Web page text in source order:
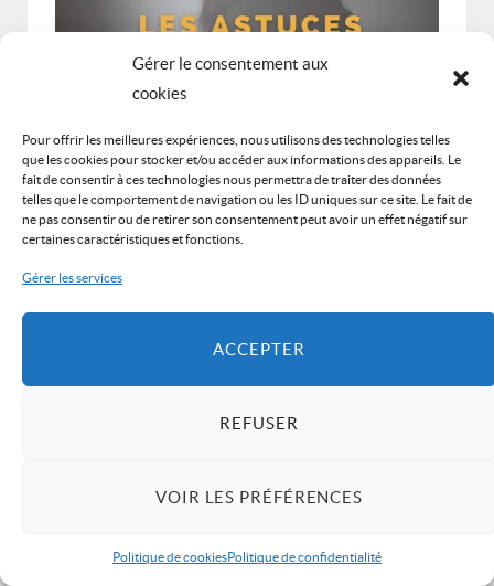
Gérer le consentement aux
cookies
Pour offrir les meilleures expériences, nous utilisons des technologies telles
que les cookies pour stocker et/ou accéder aux informations des appareils. Le
fait de consentir à ces technologies nous permettra de traiter des données
telles que le comportement de navigation ou les ID uniques sur ce site. Le fait de
ne pas consentir ou de retirer son consentement peut avoir un effet négatif sur
certaines caractéristiques et fonctions.
Gérer les services
ACCEPTER
REFUSER
VOIR LES PRÉFÉRENCES
Politique de cookiesPolitique de confidentialité